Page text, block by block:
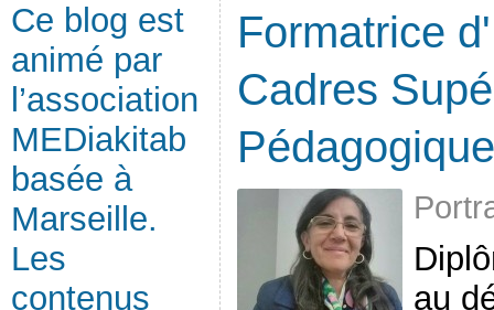
Ce blog est
animé par
l’association
MEDiakitab
basée à
Marseille.
Les
contenus
Formatrice
Cadres
au